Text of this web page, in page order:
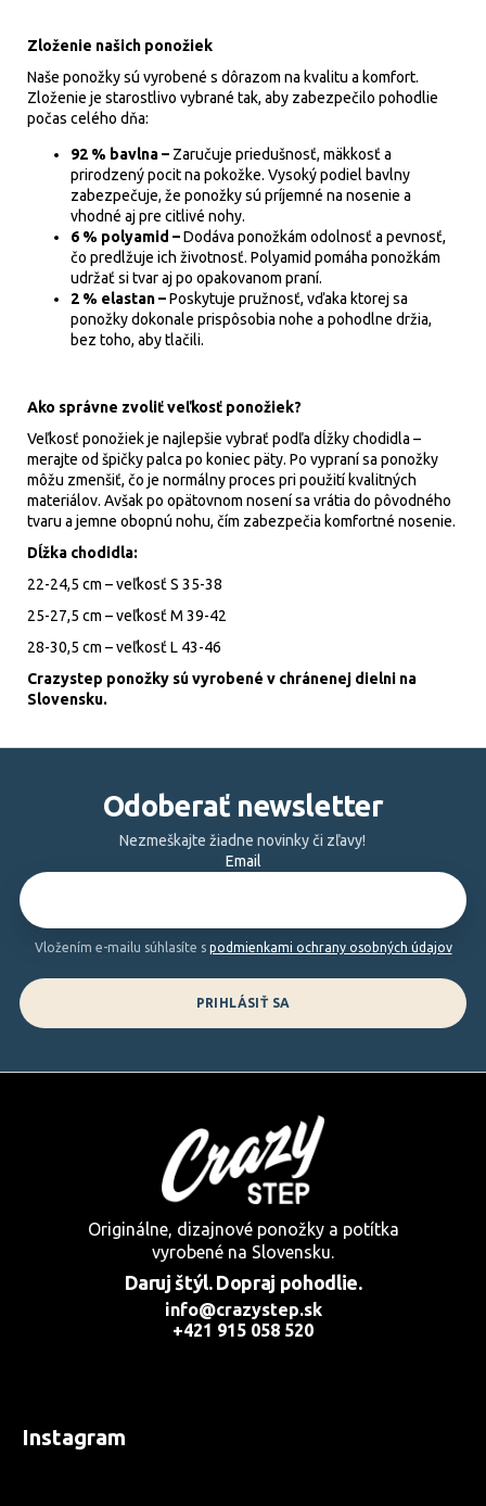
Zloženie našich ponožiek
Naše ponožky sú vyrobené s dôrazom na kvalitu a komfort.
Zloženie je starostlivo vybrané tak, aby zabezpečilo pohodlie
počas celého dňa:
92 % bavlna – Zaručuje priedušnosť, mäkkosť a
prirodzený pocit na pokožke. Vysoký podiel bavlny
zabezpečuje, že ponožky sú príjemné na nosenie a
vhodné aj pre citlivé nohy.
6 % polyamid –Dodáva ponožkám odolnosť a pevnosť,
čo predlžuje ich životnosť. Polyamid pomáha ponožkám
udržať si tvar aj po opakovanom praní.
2 % elastan –Poskytuje pružnosť, vďaka ktorej sa
ponožky dokonale prispôsobia nohe a pohodlne držia,
bez toho, aby tlačili.
Ako správne zvoliť veľkosť ponožiek?
Veľkosť ponožiek je najlepšie vybrať podľa dĺžky chodidla –
merajte od špičky palca po koniec päty. Po vypraní sa ponožky
môžu zmenšiť, čo je normálny proces pri použití kvalitných
materiálov. Avšak po opätovnom nosení sa vrátia do pôvodného
tvaru a jemne obopnú nohu, čím zabezpečia komfortné nosenie.
Dĺžka chodidla:
22-24,5 cm – veľkosť S 35-38
25-27,5 cm – veľkosť M 39-42
28-30,5 cm – veľkosť L 43-46
Crazystep ponožky sú vyrobené v chránenej dielni na
Slovensku.
Odoberať newsletter
Nezmeškajte žiadne novinky či zľavy!
Email
Vložením e-mailu súhlasíte s podmienkami ochrany osobných údajov
PRIHLÁSIŤ SA
Originálne, dizajnové ponožky a potítka
vyrobené na Slovensku.
Daruj štýl. Dopraj pohodlie.
info@crazystep.sk
+421 915 058 520
Instagram